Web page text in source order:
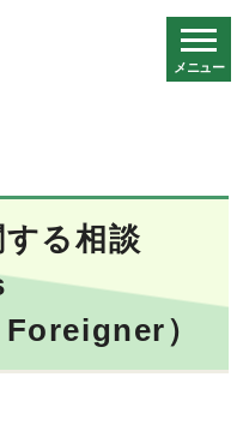
メニュー
る相談
）